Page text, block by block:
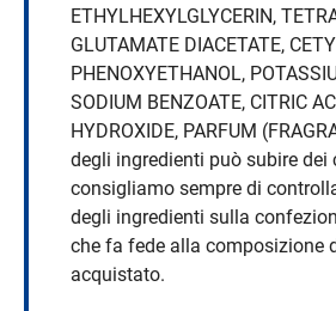
ETHYLHEXYLGLYCERIN,
GLUTAMATE DIACETATE,
PHENOXYETHANOL,
SODIUM BENZOATE, CITRIC
HYDROXIDE, PARFUM
degli ingredienti può subire dei
consigliamo sempre di
degli ingredienti sulla
che fa fede alla composizione
acquistato.